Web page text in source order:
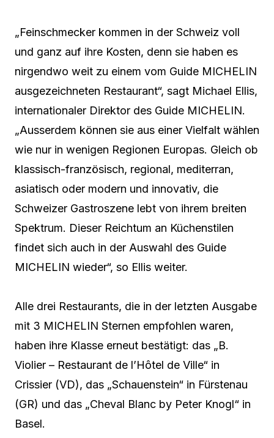
„Feinschmecker kommen in der Schweiz voll
und ganz auf ihre Kosten, denn sie haben es
nirgendwo weit zu einem vom Guide MICHELIN
ausgezeichneten Restaurant“, sagt Michael Ellis,
internationaler Direktor des Guide MICHELIN.
„Ausserdem können sie aus einer Vielfalt wählen
wie nur in wenigen Regionen Europas. Gleich ob
klassisch-französisch, regional, mediterran,
asiatisch oder modern und innovativ, die
Schweizer Gastroszene lebt von ihrem breiten
Spektrum. Dieser Reichtum an Küchenstilen
findet sich auch in der Auswahl des Guide
MICHELIN wieder“, so Ellis weiter.
Alle drei Restaurants, die in der letzten Ausgabe
mit 3 MICHELIN Sternen empfohlen waren,
haben ihre Klasse erneut bestätigt: das „B.
Violier – Restaurant de l’Hôtel de Ville“ in
Crissier (VD), das „Schauenstein“ in Fürstenau
(GR) und das „Cheval Blanc by Peter Knogl“ in
Basel.